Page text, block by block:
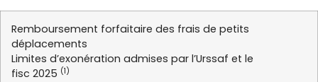
Remboursement forfaitaire des frais de petits
déplacements
Limites d’exonération admises par l’Urssaf et le
fisc 2025 (1)